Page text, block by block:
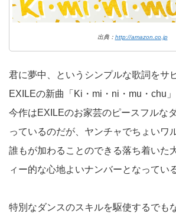
出典： http://amazon.co.jp
君に夢中、というシンプルな歌詞をサ
EXILEの新曲「Ki・mi・ni・mu・chu」
今作はEXILEのお家芸のピースフルな
っているのだが、ヤンチャでちょいワ
誰もが加わることのできる落ち着いた
ィー的な心地よいナンバーとなっている
特別なダンスのスキルを駆使するでも